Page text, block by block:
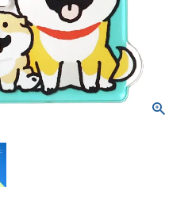
その他